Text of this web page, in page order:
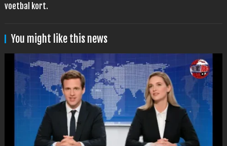
voetbal kort.
You might like this news